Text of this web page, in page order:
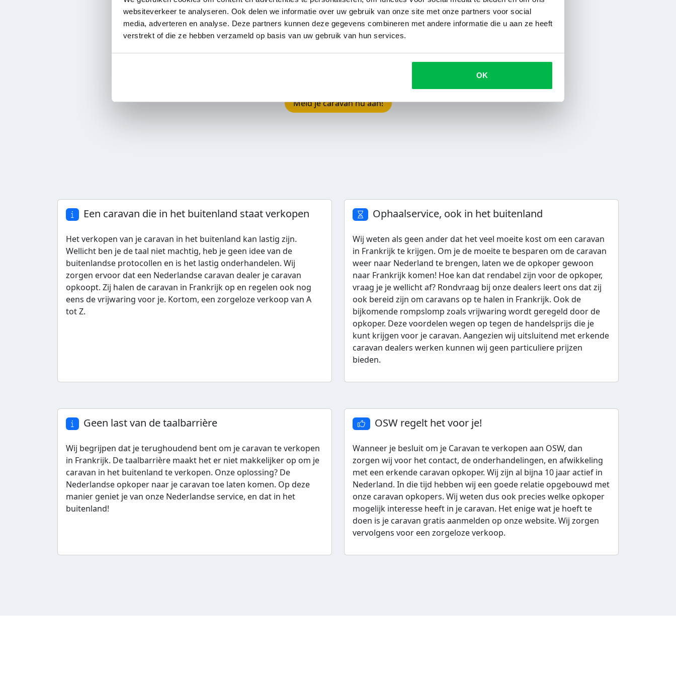
websiteverkeer te analyseren. Ook delen we informatie over uw gebruik van onze site met onze partners voor social
media, adverteren en analyse. Deze partners kunnen deze gegevens combineren met andere informatie die u aan ze heeft
verstrekt of die ze hebben verzameld op basis van uw gebruik van hun services.
OK
de Franse Rivièra. Ieder jaar heen en weer rijden met de caravan is wel iets teveel van het goede.
Dus, je hebt een Franse caravanstalling waarvandaan je caravan ieder jaar naar de camping
gereden wordt. Nu is het moment aangebroken dat je de caravan wilt verkopen. Maar hoe regel
aanmelden. Binnen 24 uur doen wij je een serieus en vrijblijvend bod. Tevreden met het bod? Dan
komt een RDW-erkend Nederlands bedrijf je caravan in Frankrijk ophalen!
Meld je caravan nu aan!
Een caravan die in het buitenland staat verkopen
Het verkopen van je caravan in het buitenland kan lastig zijn.
Wellicht ben je de taal niet machtig, heb je geen idee van de
buitenlandse protocollen en is het lastig onderhandelen. Wij
zorgen ervoor dat een Nederlandse caravan dealer je caravan
opkoopt. Zij halen de caravan in Frankrijk op en regelen ook nog
eens de vrijwaring voor je. Kortom, een zorgeloze verkoop van A
tot Z.
Ophaalservice, ook in het buitenland
Wij weten als geen ander dat het veel moeite kost om een caravan
in Frankrijk te krijgen. Om je de moeite te besparen om de caravan
weer naar Nederland te brengen, laten we de opkoper gewoon
naar Frankrijk komen! Hoe kan dat rendabel zijn voor de opkoper,
vraag je je wellicht af? Rondvraag bij onze dealers leert ons dat zij
ook bereid zijn om caravans op te halen in Frankrijk. Ook de
bijkomende rompslomp zoals vrijwaring wordt geregeld door de
opkoper. Deze voordelen wegen op tegen de handelsprijs die je
kunt krijgen voor je caravan. Aangezien wij uitsluitend met erkende
caravan dealers werken kunnen wij geen particuliere prijzen
bieden.
Geen last van de taalbarrière
Wij begrijpen dat je terughoudend bent om je caravan te verkopen
in Frankrijk. De taalbarrière maakt het er niet makkelijker op om je
caravan in het buitenland te verkopen. Onze oplossing? De
Nederlandse opkoper naar je caravan toe laten komen. Op deze
manier geniet je van onze Nederlandse service, en dat in het
buitenland!
OSW regelt het voor je!
Wanneer je besluit om je Caravan te verkopen aan OSW, dan
zorgen wij voor het contact, de onderhandelingen, en afwikkeling
met een erkende caravan opkoper. Wij zijn al bijna 10 jaar actief in
Nederland. In die tijd hebben wij een goede relatie opgebouwd met
onze caravan opkopers. Wij weten dus ook precies welke opkoper
mogelijk interesse heeft in je caravan. Het enige wat je hoeft te
doen is je caravan gratis aanmelden op onze website. Wij zorgen
vervolgens voor een zorgeloze verkoop.